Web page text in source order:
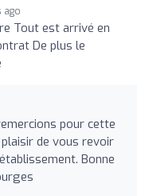
ago
Tout est arrivé en
De plus le
pour cette
de vous revoir
Bonne